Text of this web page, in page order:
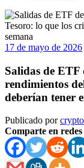
17 de mayo de 2026
Salidas de
rendimientos
deberían tener
Publicado por
Comparte en redes